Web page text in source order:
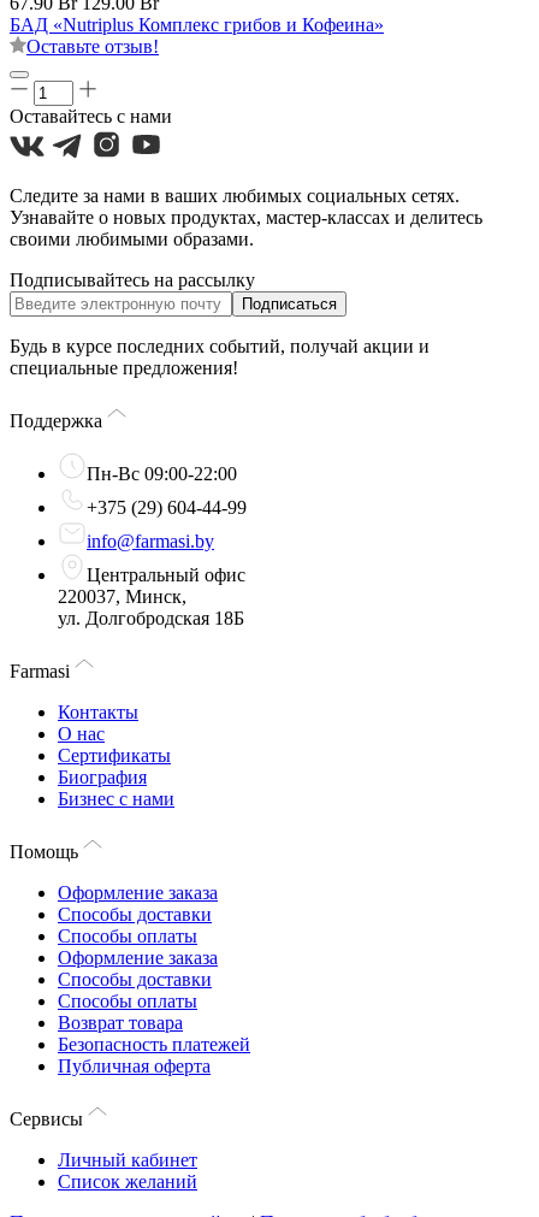
БАД «Nutriplus Комплекс грибов и Кофеина»
Оставьте отзыв!
Оставайтесь с нами
Следите за нами в ваших любимых социальных сетях.
Узнавайте о новых продуктах, мастер-классах и делитесь
своими любимыми образами.
Подписывайтесь на рассылку
Подписаться
Будь в курсе последних событий, получай акции и
специальные предложения!
Поддержка
Пн-Вс 09:00-22:00
+375 (29) 604-44-99
info@farmasi.by
Центральный офис
220037, Минск,
ул. Долгобродская 18Б
Farmasi
Контакты
О нас
Сертификаты
Биография
Бизнес с нами
Помощь
Оформление заказа
Способы доставки
Способы оплаты
Оформление заказа
Способы доставки
Способы оплаты
Возврат товара
Безопасность платежей
Публичная оферта
Сервисы
Личный кабинет
Список желаний